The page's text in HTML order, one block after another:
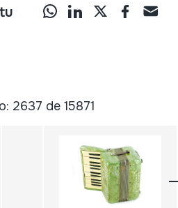
2637 de 15871